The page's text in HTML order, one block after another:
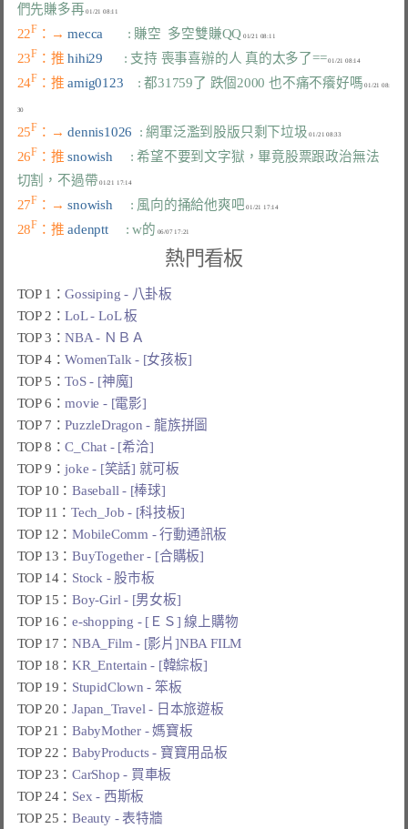
們先賺多再
22F ：→ mecca : 賺空  多空雙賺QQ
23F ：推 hihi29 : 支持 喪事喜辦的人 真的太多了== 01/21 08:14
24F ：推 amig0123 : 都31759了 跌個2000 也不痛不癢好嗎 01/21 08:
25F ：→ dennis1026 : 網軍泛濫到股版只剩下垃圾
26F ：推 snowish : 希望不要到文字獄，畢竟股票跟政治無法
切割，不過帶
01/21 17:14
27F ：→ snowish : 風向的捅給他爽吧 01/21 17:14
28F ：推 adenptt : w的
熱門看板
TOP 1：Gossiping - 八卦板
TOP 2：LoL - LoL 板
TOP 3：NBA - ＮＢＡ
TOP 4：WomenTalk - [女孩板]
TOP 5：ToS - [神魔]
TOP 6：movie - [電影]
TOP 7：PuzzleDragon - 龍族拼圖
TOP 8：C_Chat - [希洽]
TOP 9：joke - [笑話] 就可板
TOP 10：Baseball - [棒球]
TOP 11：Tech_Job - [科技板]
TOP 12：MobileComm - 行動通訊板
TOP 13：BuyTogether - [合購板]
TOP 14： Stock - 股市板
TOP 15：Boy-Girl - [男女板]
TOP 16：e-shopping - [ＥＳ] 線上購物
TOP 17：NBA_Film - [影片]NBA FILM
TOP 18：KR_Entertain - [韓綜板]
TOP 19： StupidClown - 笨板
TOP 20：Japan_Travel - 日本旅遊板
TOP 21：BabyMother - 媽寶板
TOP 22：BabyProducts - 寶寶用品板
TOP 23：CarShop - 買車板
TOP 24： Sex - 西斯板
TOP 25：Beauty - 表特牆